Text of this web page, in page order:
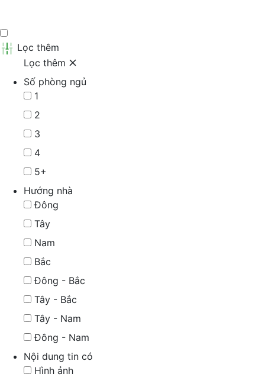
Lọc thêm
Lọc thêm
Số phòng ngủ
1
2
3
4
5+
Hướng nhà
Đông
Tây
Nam
Bắc
Đông - Bắc
Tây - Bắc
Tây - Nam
Đông - Nam
Nội dung tin có
Hình ảnh